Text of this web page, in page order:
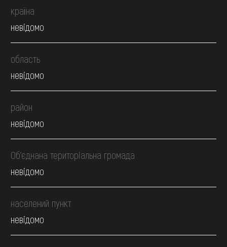
країна
невідомо
область
невідомо
район
невідомо
Об’єднана територіальна громада
невідомо
населений пункт
невідомо